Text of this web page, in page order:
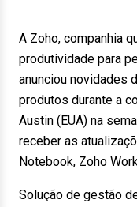
A Zoho, companhia
produtividade para
anunciou novidades
produtos durante a
Austin (EUA) na
receber as
Notebook, Zoho
Solução de gestão